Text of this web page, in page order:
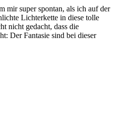
mir super spontan, als ich auf der
Lichterkette in diese tolle
nicht gedacht, dass die
Der Fantasie sind bei dieser